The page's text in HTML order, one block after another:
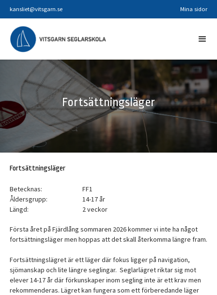
kansliet@vitsgarn.se Mina sidor
Fortsättningsläger
Fortsättningsläger
Betecknas:
FF1
Åldersgrupp:
14-17 år
Längd:
2 veckor
Första året på Fjärdlång sommaren 2026 kommer vi inte ha något
fortsättningsläger men hoppas att det skall återkomma längre fram.
Fortsättningslägret är ett läger där fokus ligger på navigation,
sjömanskap och lite längre seglingar. Seglarlägret riktar sig mot
elever 14-17 år där förkunskaper inom segling inte är ett krav men
rekommenderas. Lägret kan fungera som ett förberedande läger